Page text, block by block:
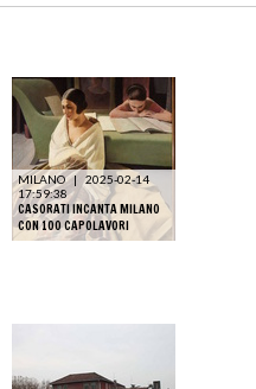
MILANO |
2025-02-14
17:59:38
CASORATI INCANTA MILANO
CON 100 CAPOLAVORI